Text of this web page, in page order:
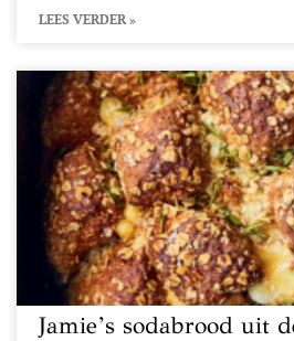
LEES VERDER »
Jamie’s sodabrood uit